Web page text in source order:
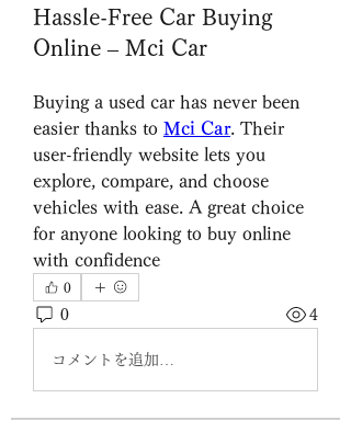
Hassle-Free Car Buying
Online – Mci Car
Buying a used car has never been
easier thanks to Mci Car. Their
user-friendly website lets you
explore, compare, and choose
vehicles with ease. A great choice
for anyone looking to buy online
with confidence
0
0 4
コメントを追加…